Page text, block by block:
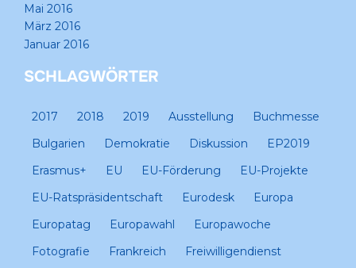
Mai 2016
März 2016
Januar 2016
SCHLAGWÖRTER
2017 2018 2019 Ausstellung
Buchmesse
Bulgarien
Demokratie Diskussion
EP2019
Erasmus+
EU EU-Förderung
EU-Projekte
EU-Ratspräsidentschaft
Eurodesk
Europa
Europatag
Europawahl
Europawoche
Fotografie
Frankreich
Freiwilligendienst